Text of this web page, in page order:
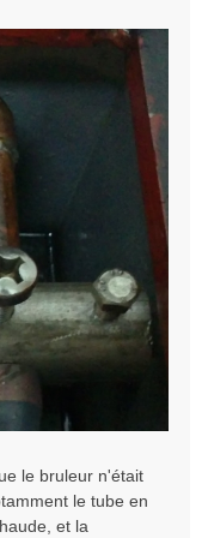
le bruleur n'était
le tube en
et la